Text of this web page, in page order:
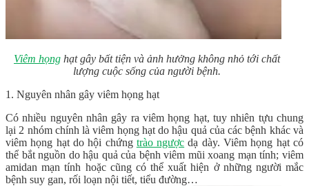
Viêm họng hạt gây bất tiện và ảnh hưởng không nhỏ tới chất
lượng cuộc sống của người bệnh.
1. Nguyên nhân gây viêm họng hạt
Có nhiều nguyên nhân gây ra viêm họng hạt, tuy nhiên tựu chung
lại 2 nhóm chính là viêm họng hạt do hậu quả của các bệnh khác và
viêm họng hạt do hội chứng trào ngược dạ dày. Viêm họng hạt có
thể bắt nguồn do hậu quả của bệnh viêm mũi xoang mạn tính; viêm
amidan mạn tính hoặc cũng có thể xuất hiện ở những người mắc
bệnh suy gan, rối loạn nội tiết, tiểu đường…